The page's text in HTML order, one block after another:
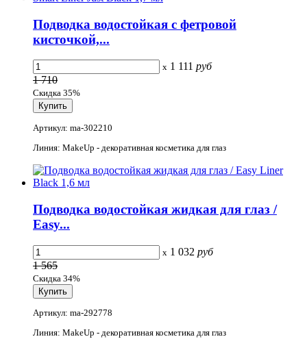
Подводка водостойкая с фетровой
кисточкой,...
x 1 111 руб
1 710
Скидка 35%
Артикул: ma-302210
Линия: MakeUp - декоративная косметика для глаз
Подводка водостойкая жидкая для глаз /
Easy...
x 1 032 руб
1 565
Скидка 34%
Артикул: ma-292778
Линия: MakeUp - декоративная косметика для глаз